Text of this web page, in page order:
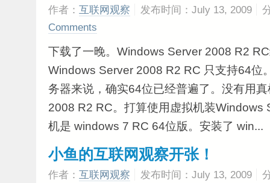
作者： 互联网观察 发布时间：July 13, 2009
Comments
下载了一晚。Windows Server 2008 R2
Windows Server 2008 R2 RC 只支持64位
务器来说，确实64位已经普遍了。没有用
2008 R2 RC。打算使用虚拟机装Windows
机是 windows 7 RC 64位版。安装了 win...
小鱼的互联网观察开张！
作者： 互联网观察 发布时间：July 13, 2009